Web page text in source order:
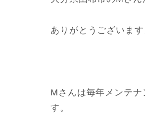
ありがとうございます
Mさんは毎年メンテ
す。